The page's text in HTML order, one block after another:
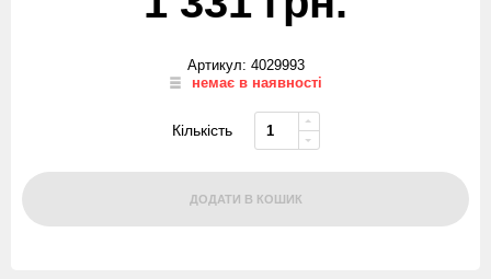
Артикул: 4029993
немає в наявності
Кількість
ДОДАТИ В КОШИК